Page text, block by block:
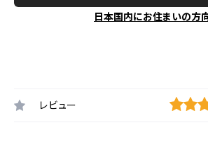
日本国内にお住まいの方
レビュー